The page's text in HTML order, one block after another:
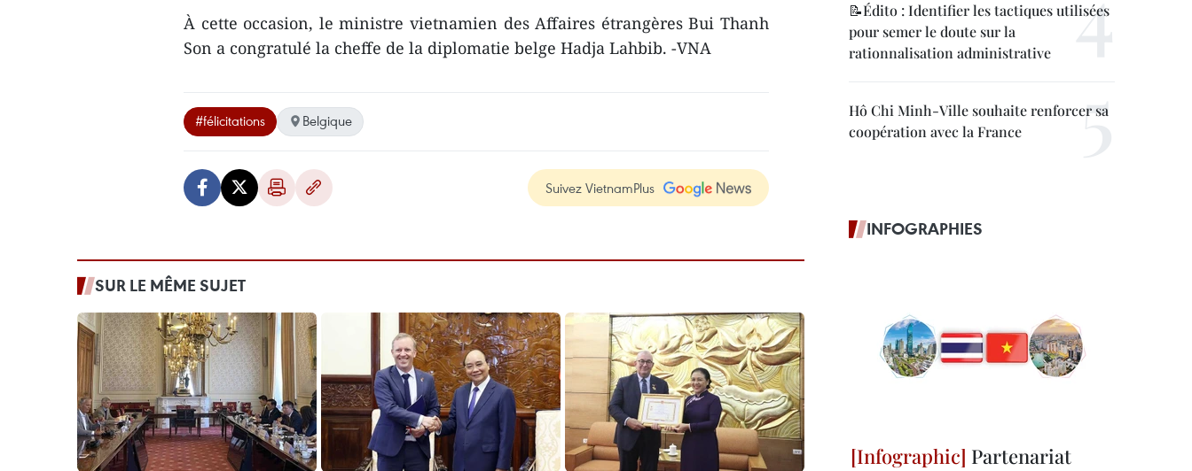
À cette occasion, le ministre vietnamien des Affaires étrangères Bui Thanh
Son a congratulé la cheffe de la diplomatie belge Hadja Lahbib. -VNA
#félicitations Belgique
Suivez VietnamPlus
SUR LE MÊME SUJET
📝Édito : Identifier les tactiques utilisées
pour semer le doute sur la
rationnalisation administrative
Hô Chi Minh-Ville souhaite renforcer sa
coopération avec la France
INFOGRAPHIES
Partenariat